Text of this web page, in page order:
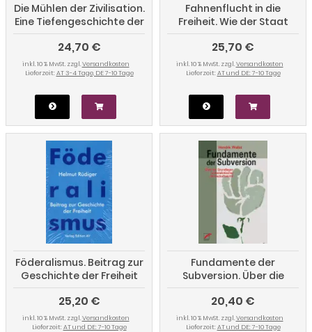
Die Mühlen der Zivilisation.
Eine Tiefengeschichte der
frühesten Staaten
24,70 €
inkl. 10 % MwSt. zzgl.Versandkosten
Lieferzeit: AT 3-4 Tage, DE 7-10 Tage
Fahnenflucht in die
Freiheit. Wie der Staat
sich seine Feinde schuf.
Eine Globalgeschichte
der Demokratie
25,70 €
inkl. 10 % MwSt. zzgl.Versandkosten
Lieferzeit: AT und DE: 7-10 Tage
Föderalismus. Beitrag zur
Geschichte der Freiheit
25,20 €
inkl. 10 % MwSt. zzgl.Versandkosten
Lieferzeit: AT und DE: 7-10 Tage
Fundamente der
Subversion. Über die
Grundlagen
materialistischer
Herrschaftskritik
20,40 €
inkl. 10 % MwSt. zzgl.Versandkosten
Lieferzeit: AT und DE: 7-10 Tage